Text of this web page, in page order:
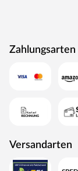
Zahlungsarten
Versandarten